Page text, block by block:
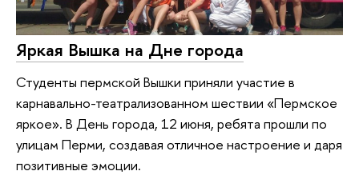
Яркая Вышка на Дне города
Студенты пермской Вышки приняли участие в
карнавально-театрализованном шествии «Пермское
яркое». В День города, 12 июня, ребята прошли по
улицам Перми, создавая отличное настроение и даря
позитивные эмоции.